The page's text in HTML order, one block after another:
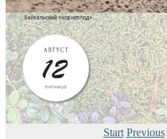
Start Previous